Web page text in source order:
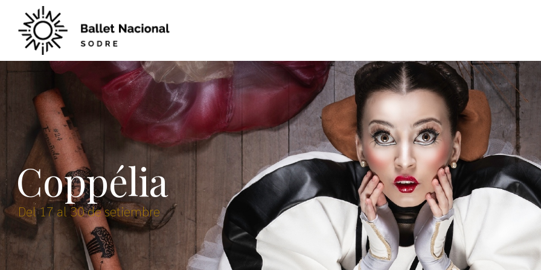
Coppélia
Del 17 al 30 de setiembre